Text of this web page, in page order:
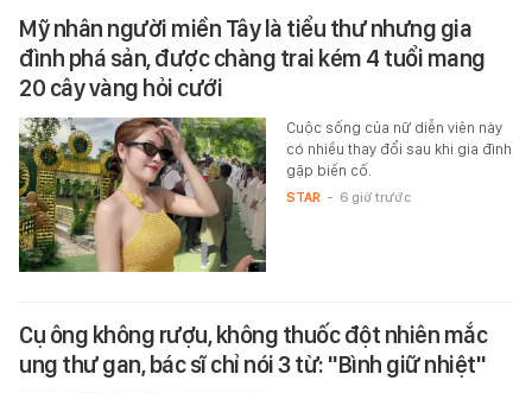
Mỹ nhân người miền Tây là tiểu thư nhưng gia
đình phá sản, được chàng trai kém 4 tuổi mang
20 cây vàng hỏi cưới
Cuộc sống của nữ diễn viên này
có nhiều thay đổi sau khi gia đình
gặp biến cố.
STAR - 6 giờ trước
Cụ ông không rượu, không thuốc đột nhiên mắc
ung thư gan, bác sĩ chỉ nói 3 từ: "Bình giữ nhiệt"